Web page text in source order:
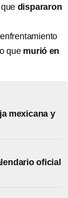
dispararon
que murió en
mexicana y
oficial